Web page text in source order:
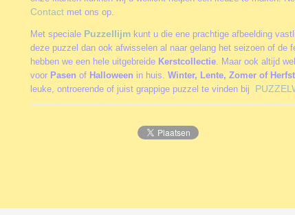
Contact met ons op.
Met speciale Puzzellijm kunt u die ene prachtige afbeelding
deze puzzel dan ook afwisselen al naar gelang het seizoen of de
hebben we een hele uitgebreide Kerstcollectie. Maar ook altijd
voor Pasen of Halloween in huis. Winter, Lente, Zomer of Herfst
leuke, ontroerende of juist grappige puzzel te vinden bij